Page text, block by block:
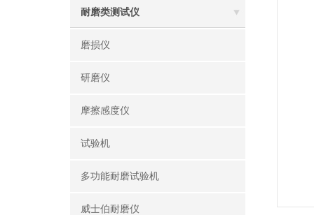
耐磨类测试仪
磨损仪
研磨仪
摩擦感度仪
试验机
多功能耐磨试验机
威士伯耐磨仪